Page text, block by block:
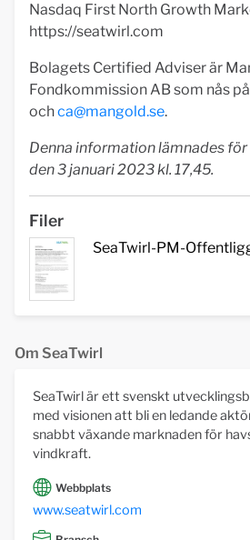
Nasdaq First North Growth
https://seatwirl.com
Bolagets Certified Adviser är
Fondkommission AB som nås
ochca@mangold.se.
Denna information lämnades
den 3 januari 2023 kl. 17,45.
Filer
SeaTwirl-PM-
Om SeaTwirl
SeaTwirl är ett svenskt
med visionen att bli en ledande
snabbt växande marknaden för
vindkraft.
Webbplats
www.seatwirl.com